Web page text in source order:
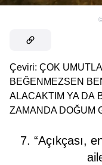
Çeviri: ÇOK
BEĞENMEZSEN
ALACAKTIM YA DA
ZAMANDA DOĞUM
7. “Açıkçası,